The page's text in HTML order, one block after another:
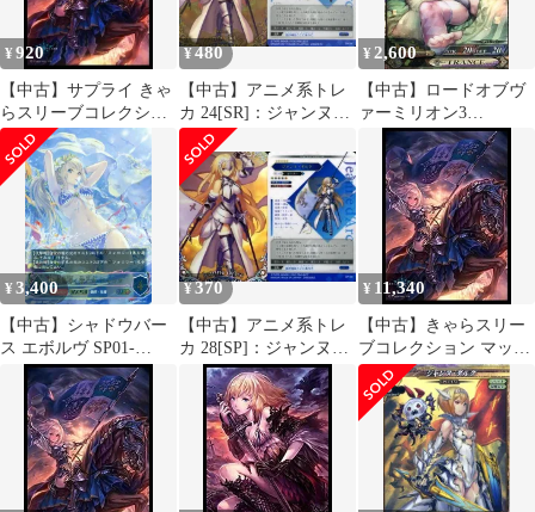
¥920
【中古】サプライ きゃ
らスリーブコレクショ
ン マットシリーズ
Shadowverse 「ジャンヌ
ダルク」 [No.MT387]
¥480
【中古】アニメ系トレ
カ 24[SR]：ジャンヌ・
ダルク
¥2,600
【中古】ロードオブヴ
ァーミリオン3
SP030[SP]：ジャンヌ・
ダルク
¥3,400
【中古】シャドウバー
ス エボルヴ SP01-
U25[UR]：希望導く聖
乙女・ジャンヌ
¥370
【中古】アニメ系トレ
カ 28[SP]：ジャンヌ・
ダルク
¥ 11,340
【中古】きゃらスリー
ブコレクション マット
シリーズ
Shadowverse「ジャンヌ
ダルク」(No.MT387)
n5ksbvb